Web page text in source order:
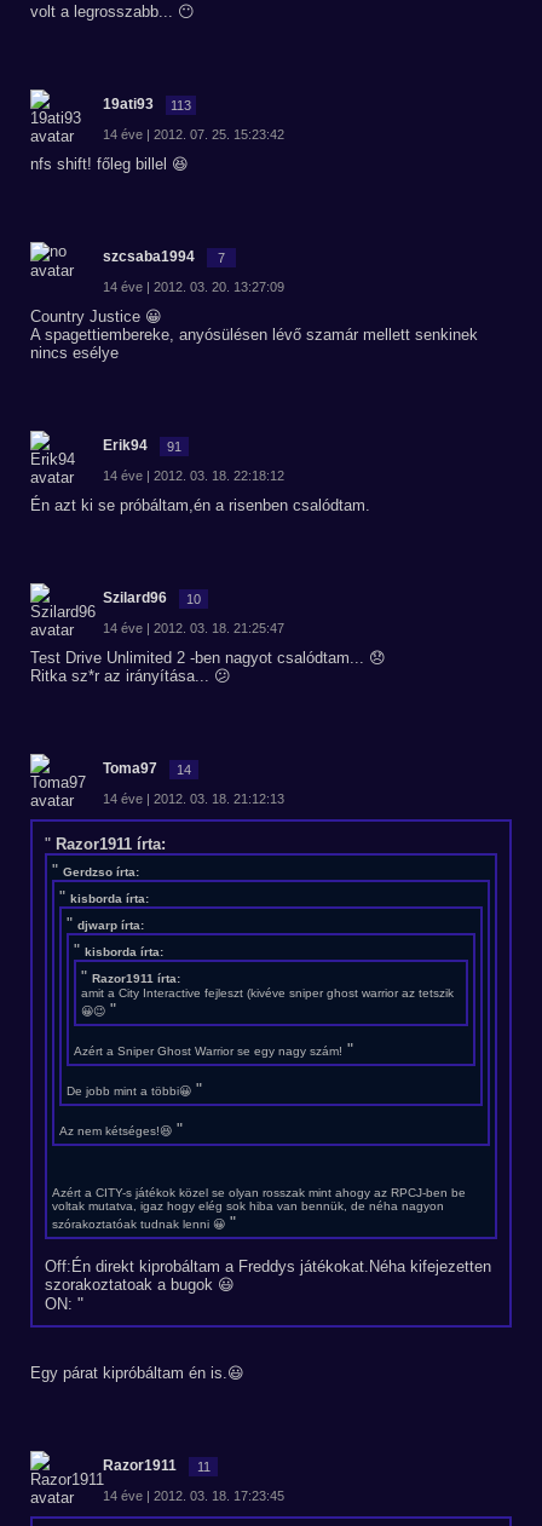
volt a legrosszabb... 😶
19ati93 113
14 éve | 2012. 07. 25. 15:23:42
nfs shift! főleg billel 😆
szcsaba1994 7
14 éve | 2012. 03. 20. 13:27:09
Country Justice 😀
A spagettiembereke, anyósülésen lévő szamár mellett senkinek
nincs esélye
Erik94 91
14 éve | 2012. 03. 18. 22:18:12
Én azt ki se próbáltam,én a risenben csalódtam.
Szilard96 10
14 éve | 2012. 03. 18. 21:25:47
Test Drive Unlimited 2 -ben nagyot csalódtam... 😞
Ritka sz*r az irányítása... 😕
Toma97 14
14 éve | 2012. 03. 18. 21:12:13
Razor1911 írta:
Gerdzso írta:
kisborda írta:
djwarp írta:
kisborda írta:
Razor1911 írta:
amit a City Interactive fejleszt (kivéve sniper ghost warrior az tetszik
😀😉
Azért a Sniper Ghost Warrior se egy nagy szám!
De jobb mint a többi😀
Az nem kétséges!😆
Azért a CITY-s játékok közel se olyan rosszak mint ahogy az RPCJ-ben be
voltak mutatva, igaz hogy elég sok hiba van bennük, de néha nagyon
szórakoztatóak tudnak lenni 😀
Off:Én direkt kiprobáltam a Freddys játékokat.Néha kifejezetten
szorakoztatoak a bugok 😃
ON:
Egy párat kipróbáltam én is.😃
Razor1911 11
14 éve | 2012. 03. 18. 17:23:45